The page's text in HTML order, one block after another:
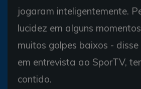
jogaram inteligentemente.
lucidez em alguns
muitos golpes baixos -
em entrevista ao SporTV,
contido.